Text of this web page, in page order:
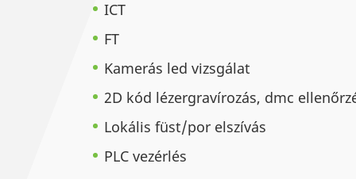
ICT
FT
Kamerás led vizsgálat
2D kód lézergravírozás, dmc
Lokális füst/por elszívás
PLC vezérlés